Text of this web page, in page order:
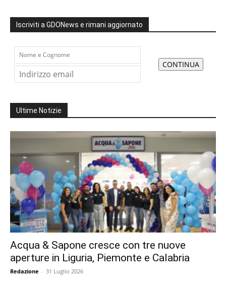
Iscriviti a GDONews e rimani aggiornato
Ultime Notizie
Acqua & Sapone cresce con tre nuove
aperture in Liguria, Piemonte e Calabria
Redazione - 31 Luglio 2026